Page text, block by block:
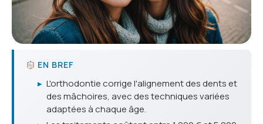
EN BREF
▸ L'orthodontie corrige l'alignement des dents et
des mâchoires, avec des techniques variées
adaptées à chaque âge.